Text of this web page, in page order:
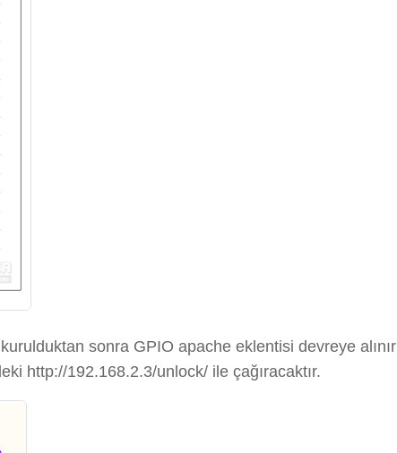
sonra GPIO apache eklentisi devreye
http://192.168.2.3/unlock/ ile çağıracaktır.